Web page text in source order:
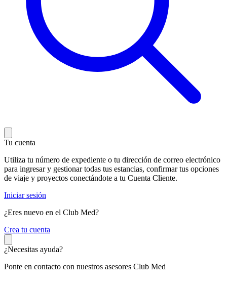
Tu cuenta
Utiliza tu número de expediente o tu dirección de correo electrónico
para ingresar y gestionar todas tus estancias, confirmar tus opciones
de viaje y proyectos conectándote a tu Cuenta Cliente.
Iniciar sesión
¿Eres nuevo en el Club Med?
Crea tu cuenta
¿Necesitas ayuda?
Ponte en contacto con nuestros asesores Club Med